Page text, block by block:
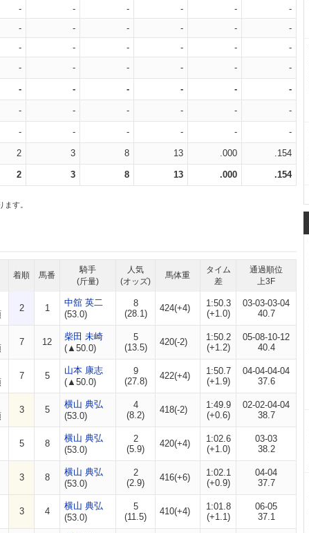
- - - - -
-
- - - - -
-
- - - - -
-
- - - - - -
- - - - - -
- - - - - -
- - - - - -
2 3 8 13 .000 .154
2 3 8 13 .000 .154
す。
着順 馬番
騎手
(斤量)
人気
(オッズ)
馬体重
タイム
差
通過順位
上3F
2 1
中舘 英二
(53.0)
8
(28.1)
424(+4)
1:50.3
(+1.0)
03-03-03-04
40.7
7 12
柴田 未崎
(▲50.0)
5
(13.5)
420(-2)
1:50.2
(+1.2)
05-08-10-12
40.4
7 5
山本 康志
(▲50.0)
9
(27.8)
422(+4)
1:50.7
(+1.9)
04-04-04-04
37.6
3 5
横山 典弘
(53.0)
4
(8.2)
418(-2)
1:49.9
(+0.6)
02-02-04-04
38.7
5 8
横山 典弘
(53.0)
2
(5.9)
420(+4)
1:02.6
(+1.0)
03-03
38.2
3 8
横山 典弘
(53.0)
2
(2.9)
416(+6)
1:02.1
(+0.9)
04-04
37.7
3 4
横山 典弘
(53.0)
5
(11.5)
410(+4)
1:01.8
(+1.1)
06-05
37.1